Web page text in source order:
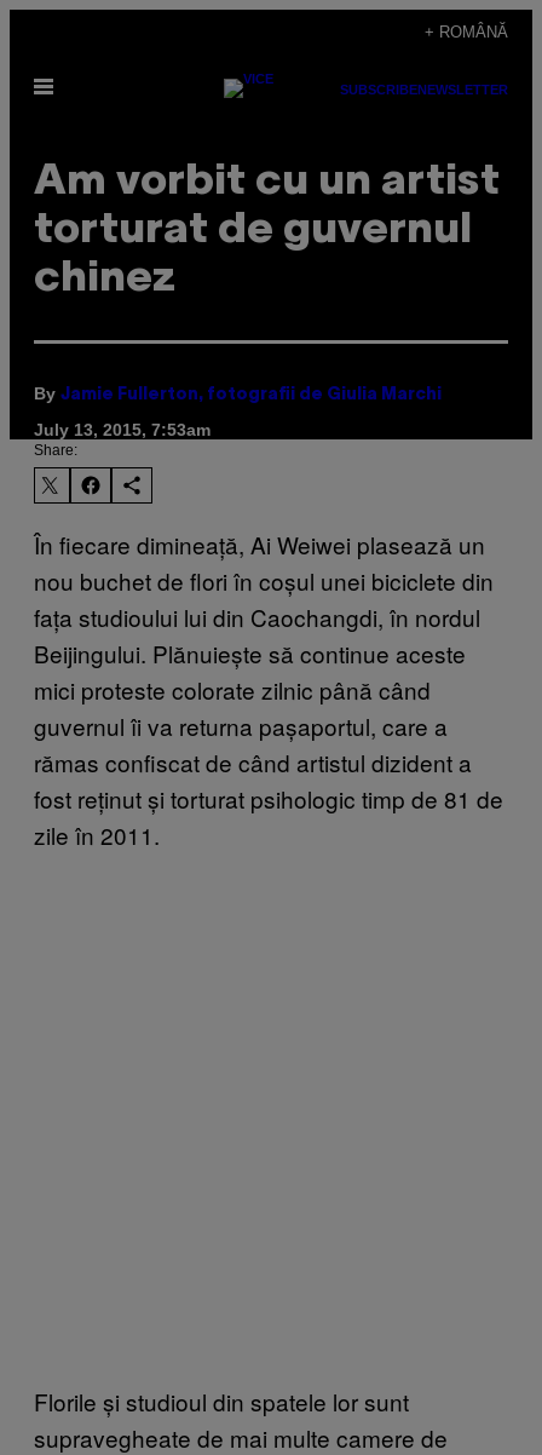
content
+ ROMÂNĂ
Open
SUBSCRIBENEWSLETTER
​Am vorbit cu un artist
torturat de guvernul
chinez
By Jamie Fullerton, fotografii de Giulia Marchi
July 13, 2015, 7:53am
Share:
În fiecare dimineață, Ai Weiwei plasează un
nou buchet de flori în coșul unei biciclete din
fața studioului lui din Caochangdi, în nordul
Beijingului. Plănuiește să continue aceste
mici proteste colorate zilnic până când
guvernul îi va returna pașaportul, care a
rămas confiscat de când artistul dizident a
fost reținut și torturat psihologic timp de 81 de
zile în 2011.
Florile și studioul din spatele lor sunt
supravegheate de mai multe camere de